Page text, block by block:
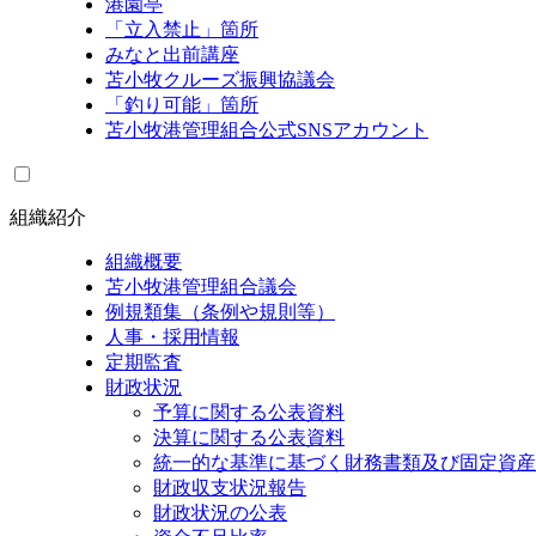
港園亭
「立入禁止」箇所
みなと出前講座
苫小牧クルーズ振興協議会
「釣り可能」箇所
苫小牧港管理組合公式SNSアカウント
組織紹介
組織概要
苫小牧港管理組合議会
例規類集（条例や規則等）
人事・採用情報
定期監査
財政状況
予算に関する公表資料
決算に関する公表資料
統一的な基準に基づく財務書類及び固定資
財政収支状況報告
財政状況の公表